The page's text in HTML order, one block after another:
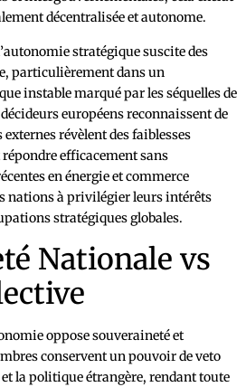
décentralisée et autonome.
stratégique suscite des
particulièrement dans un
instable marqué par les séquelles de
européens reconnaissent de
révèlent des faiblesses
efficacement sans
en énergie et commerce
nations à privilégier leurs intérêts
stratégiques globales.
Nationale vs
oppose souveraineté et
conservent un pouvoir de veto
la politique étrangère, rendant toute